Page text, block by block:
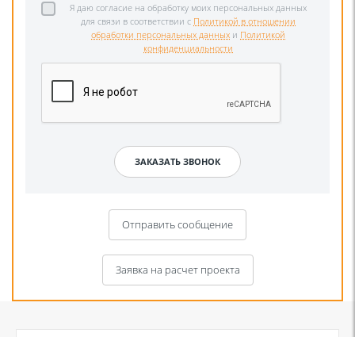
Я даю согласие на обработку моих персональных данных
для связи в соответствии с Политикой в отношении
обработки персональных данных и Политикой
конфиденциальности
Отправить сообщение
Заявка на расчет проекта